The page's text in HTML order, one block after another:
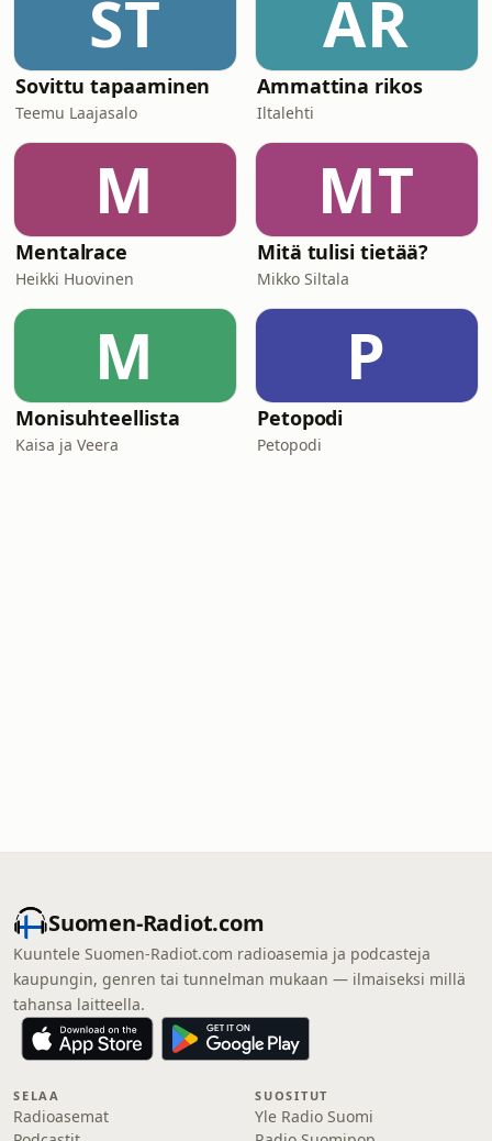
ST
Sovittu tapaaminen
Teemu Laajasalo
AR
Ammattina rikos
Iltalehti
M
Mentalrace
Heikki Huovinen
MT
Mitä tulisi tietää?
Mikko Siltala
M
Monisuhteellista
Kaisa ja Veera
P
Petopodi
Petopodi
Suomen-Radiot.com
Kuuntele Suomen-Radiot.com radioasemia ja podcasteja
kaupungin, genren tai tunnelman mukaan — ilmaiseksi millä
tahansa laitteella.
SELAA
Radioasemat
SUOSITUT
Yle Radio Suomi